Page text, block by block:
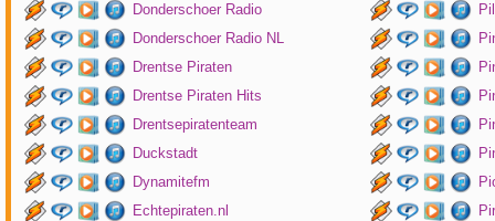
Donderschoer Radio
Donderschoer Radio NL
Drentse Piraten
Drentse Piraten Hits
Drentsepiratenteam
Duckstadt
Dynamitefm
Echtepiraten.nl